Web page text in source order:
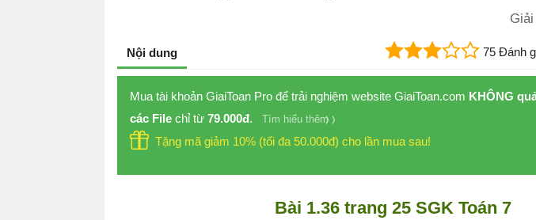
Nội dung 75 Đánh
Mua tài khoản GiaiToan Pro để trải nghiệm website GiaiToan.com KHÔNG
các File chỉ từ 79.000đ. Tìm hiểu thêm
Tặng mã giảm 10% (tối đa 50.000đ) cho lần mua sau!
Bài 1.36 trang 25 SGK Toán 7